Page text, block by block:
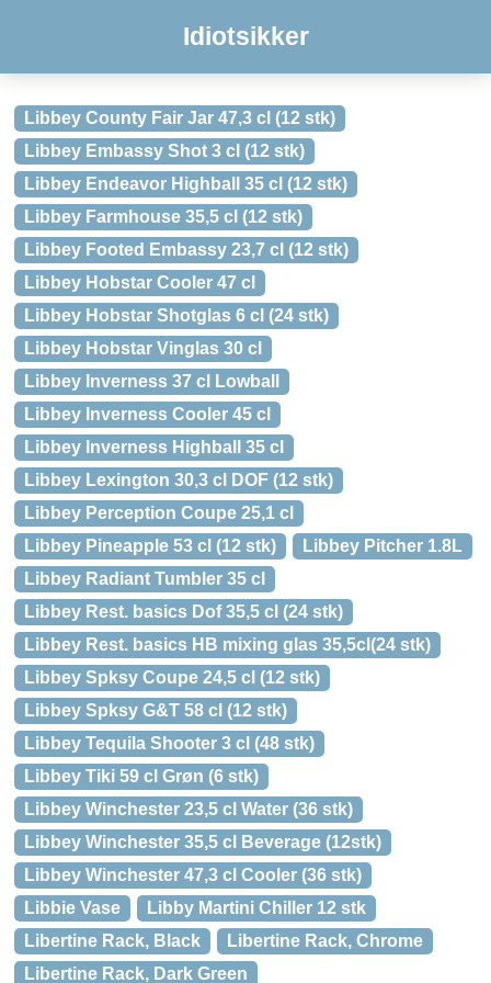
Idiotsikker
Libbey County Fair Jar 47,3 cl (12 stk)
Libbey Embassy Shot 3 cl (12 stk)
Libbey Endeavor Highball 35 cl (12 stk)
Libbey Farmhouse 35,5 cl (12 stk)
Libbey Footed Embassy 23,7 cl (12 stk)
Libbey Hobstar Cooler 47 cl
Libbey Hobstar Shotglas 6 cl (24 stk)
Libbey Hobstar Vinglas 30 cl
Libbey Inverness 37 cl Lowball
Libbey Inverness Cooler 45 cl
Libbey Inverness Highball 35 cl
Libbey Lexington 30,3 cl DOF (12 stk)
Libbey Perception Coupe 25,1 cl
Libbey Pineapple 53 cl (12 stk)
Libbey Pitcher 1.8L
Libbey Radiant Tumbler 35 cl
Libbey Rest. basics Dof 35,5 cl (24 stk)
Libbey Rest. basics HB mixing glas 35,5cl(24 stk)
Libbey Spksy Coupe 24,5 cl (12 stk)
Libbey Spksy G&T 58 cl (12 stk)
Libbey Tequila Shooter 3 cl (48 stk)
Libbey Tiki 59 cl Grøn (6 stk)
Libbey Winchester 23,5 cl Water (36 stk)
Libbey Winchester 35,5 cl Beverage (12stk)
Libbey Winchester 47,3 cl Cooler (36 stk)
Libbie Vase
Libby Martini Chiller 12 stk
Libertine Rack, Black
Libertine Rack, Chrome
Libertine Rack, Dark Green